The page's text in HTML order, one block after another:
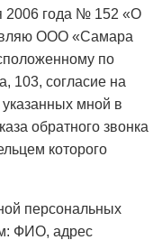
2006 года № 152 «О
ООО «Самара
по
103, согласие на
мной в
обратного звонка
которого
персональных
ФИО, адрес